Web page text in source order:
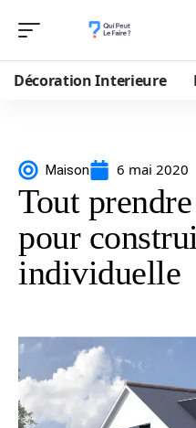
Décoration Interieure
Maison 6 mai 2020
Tout
pour
individuelle